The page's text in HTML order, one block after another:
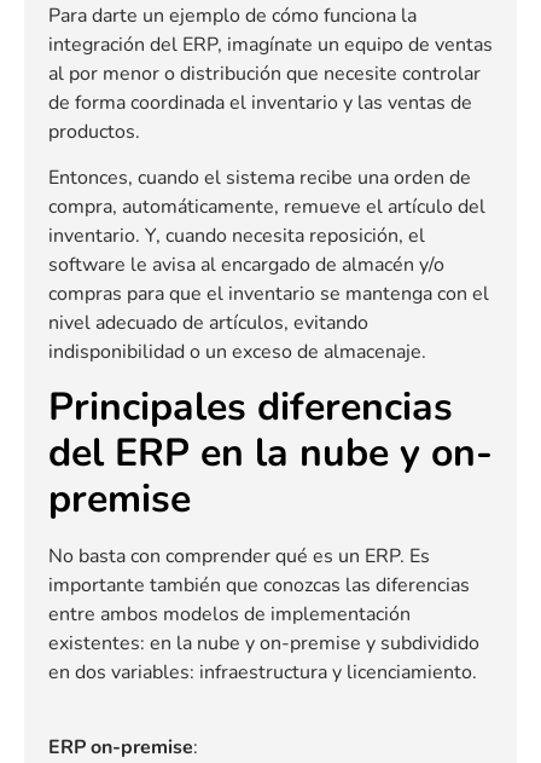
Para darte un ejemplo de cómo funciona la
integración del ERP, imagínate un equipo de ventas
al por menor o distribución que necesite controlar
de forma coordinada el inventario y las ventas de
productos.
Entonces, cuando el sistema recibe una orden de
compra, automáticamente, remueve el artículo del
inventario. Y, cuando necesita reposición, el
software le avisa al encargado de almacén y/o
compras para que el inventario se mantenga con el
nivel adecuado de artículos, evitando
indisponibilidad o un exceso de almacenaje.
Principales diferencias
del ERP en la nube y on-
premise
No basta con comprender qué es un ERP. Es
importante también que conozcas las diferencias
entre ambos modelos de implementación
existentes: en la nube y on-premise y subdividido
en dos variables: infraestructura y licenciamiento.
ERP on-premise: